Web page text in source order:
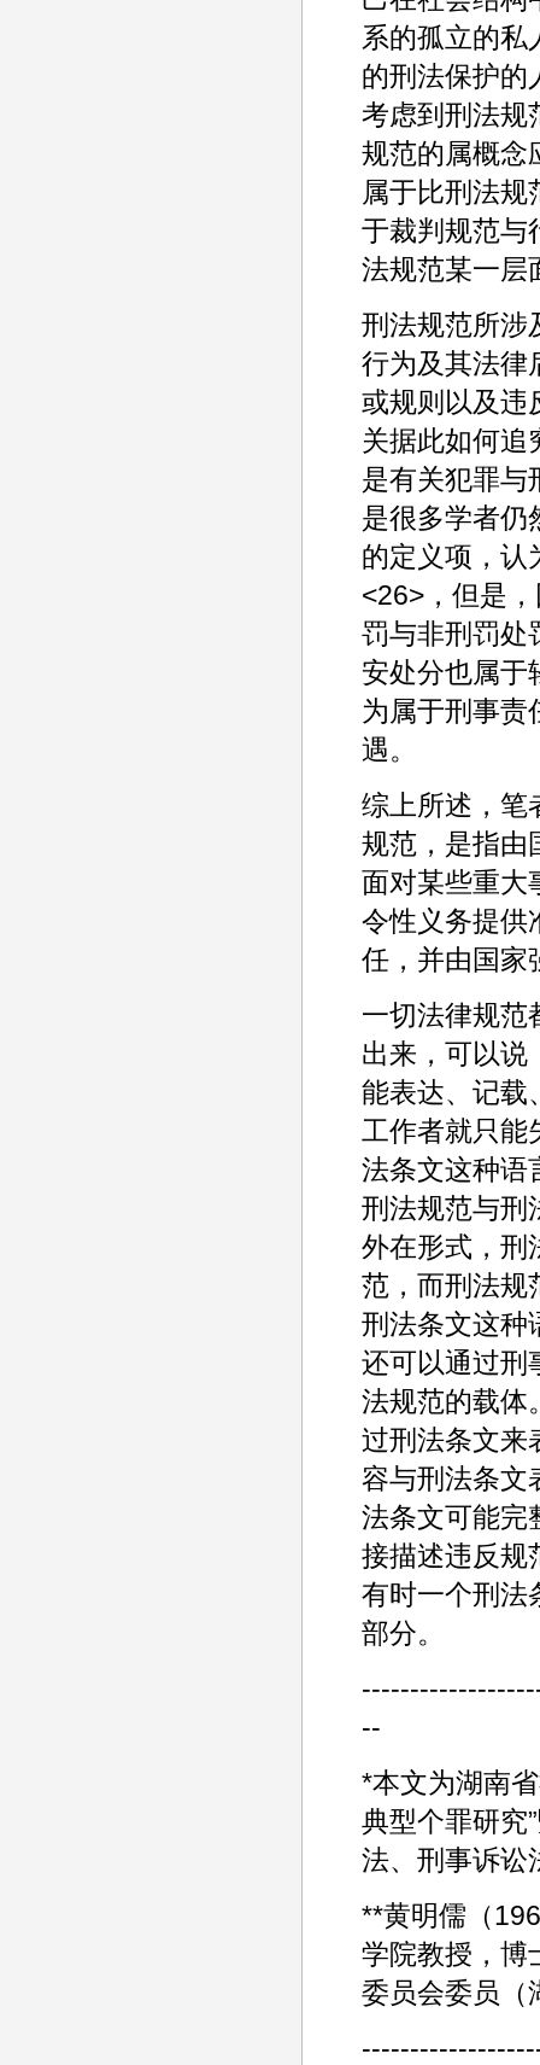
系的孤立的私
的刑法保护的
考虑到刑法规
规范的属概念
属于比刑法规
于裁判规范与
法规范某一层
刑法规范所涉
行为及其法律
或规则以及违
关据此如何追
是有关犯罪与
是很多学者仍
的定义项，认
<26>，但是
罚与非刑罚处
安处分也属于
为属于刑事责
遇。
综上所述，笔
规范，是指由
面对某些重大
令性义务提供
任，并由国家
一切法律规范
出来，可以说
能表达、记
工作者就只能
法条文这种语
刑法规范与刑
外在形式，刑
范，而刑法规
刑法条文这种
还可以通过刑
法规范的载体
过刑法条文来
容与刑法条文
法条文可能完
接描述违反规
有时一个刑法
部分。
--
*本文为湖南
典型个罪研究
法、刑事诉讼
**黄明儒（
学院教授，博
委员会委员（